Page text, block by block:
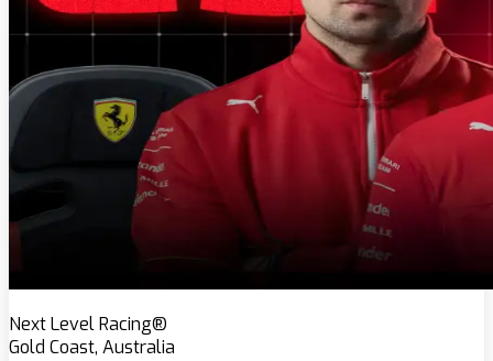
Next Level Racing®
Gold Coast, Australia